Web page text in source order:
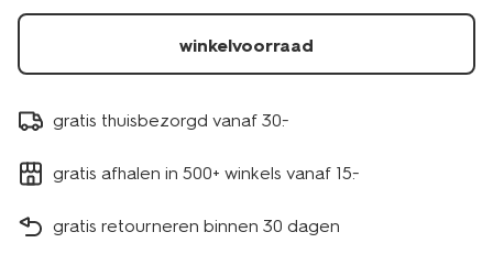
winkelvoorraad
gratis thuisbezorgd vanaf 30.-
gratis afhalen in 500+ winkels vanaf 15.-
gratis retourneren binnen 30 dagen